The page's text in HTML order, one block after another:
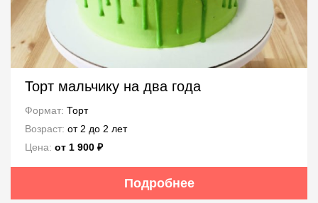
Торт мальчику на два года
Формат: Торт
Возраст: от 2 до 2 лет
Цена: от 1 900 ₽
Подробнее